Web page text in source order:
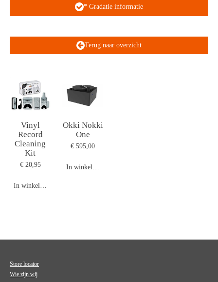
* Gradatie informatie
Terug naar overzicht
Vinyl
Record
Cleaning
Kit
€ 20,95
In winkelwagen
Okki Nokki
One
€ 595,00
In winkelwagen
Store locator
Wie zijn wij